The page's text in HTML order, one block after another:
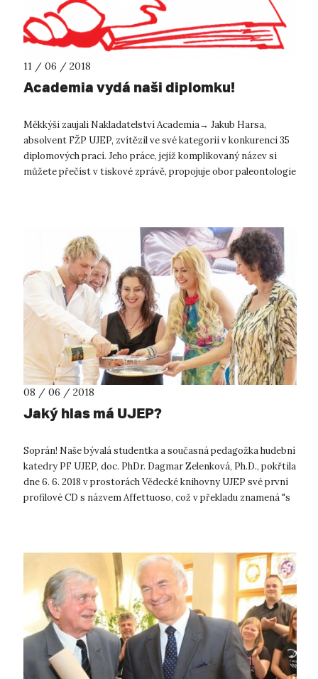
11 / 06 / 2018
Academia vydá naši diplomku!
Měkkýši zaujali Nakladatelství Academia→ Jakub Harsa,
absolvent FŽP UJEP, zvítězil ve své kategorii v konkurenci 35
diplomových prací. Jeho práce, jejíž komplikovaný název si
můžete přečíst v tiskové zprávě, propojuje obor paleontologie
08 / 06 / 2018
Jaký hlas má UJEP?
Soprán! Naše bývalá studentka a současná pedagožka hudební
katedry PF UJEP, doc. PhDr. Dagmar Zelenková, Ph.D., pokřtila
dne 6. 6. 2018 v prostorách Vědecké knihovny UJEP své první
profilové CD s názvem Affettuoso, což v překladu znamená "s